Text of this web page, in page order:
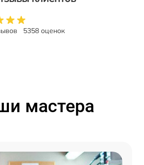
5358 оценок
мастера